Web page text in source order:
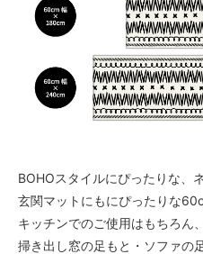
BOHOスタイルにぴったりな、
玄関マットにもにぴったりな
キッチンでのご使用はもちろん
掃き出し窓の足もと・ソファの